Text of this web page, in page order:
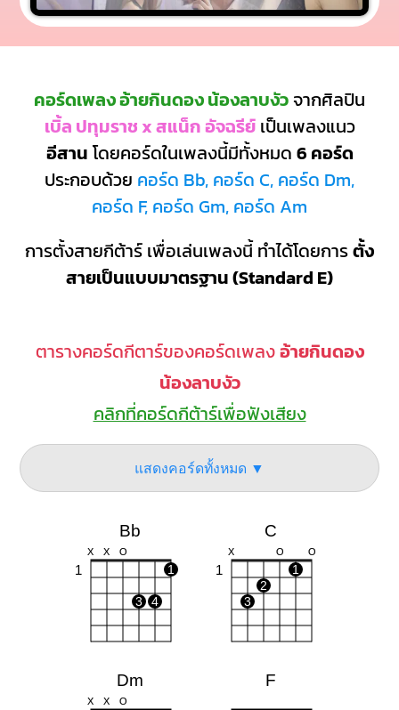
คอร์ดเพลง อ้ายกินดอง น้องลาบงัว จากศิลปิน
เบิ้ล ปทุมราช x สแน็ก อัจฉรีย์เป็นเพลงแนว
อีสาน โดยคอร์ดในเพลงนี้มีทั้งหมด 6 คอร์ด
ประกอบด้วย คอร์ด Bb, คอร์ด C, คอร์ด Dm,
คอร์ด F, คอร์ด Gm, คอร์ด Am
การตั้งสายกีต้าร์ เพื่อเล่นเพลงนี้ ทำได้โดยการตั้ง
สายเป็นแบบมาตรฐาน (Standard E)
ตารางคอร์ดกีตาร์ของคอร์ดเพลงอ้ายกินดอง
น้องลาบงัว
คลิกที่คอร์ดกีต้าร์เพื่อฟังเสียง
แสดงคอร์ดทั้งหมด ▼
Bb
X X O
1 1
3 4
C
X O O
1
1
2
3
Dm
X X O
F